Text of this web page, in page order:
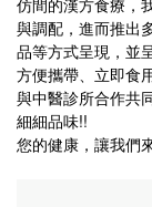
仿間的漢方食療，
與調配，進而推出
品等方式呈現，並
方便攜帶、立即食
與中醫診所合作共
細細品味!!
您的健康，讓我們